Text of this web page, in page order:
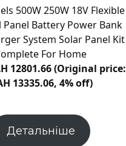
500W 250W 18V Flexible
Panel Battery Power Bank
System Solar Panel Kit
For Home
12801.66 (Original price:
13335.06, 4% off)
Детальніше